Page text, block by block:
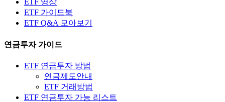
ETF 영상
ETF 가이드북
ETF Q&A 모아보기
연금투자 가이드
ETF 연금투자 방법
연금제도안내
ETF 거래방법
ETF 연금투자 가능 리스트